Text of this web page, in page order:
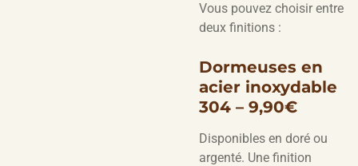
Vous pouvez choisir entre
deux finitions :
Dormeuses en
acier inoxydable
304 – 9,90€
Disponibles en doré ou
argenté. Une finition